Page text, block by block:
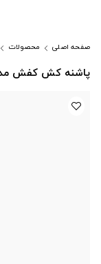
صفحه اصلی محصولات
پاشنه کش کفش